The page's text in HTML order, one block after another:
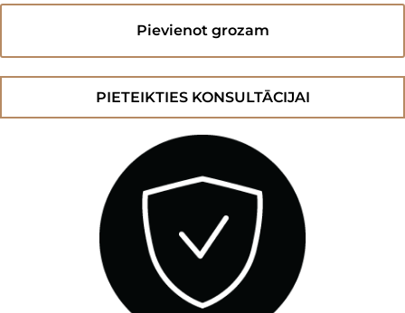
Trīsslāņu
OAK
Choc
Pievienot grozam
PIETEIKTIES KONSULTĀCIJAI